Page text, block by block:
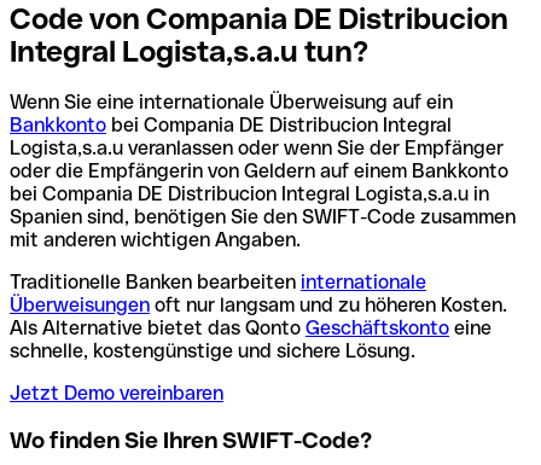
Code von Compania DE Distribucion
Integral Logista,s.a.u tun?
Wenn Sie eine internationale Überweisung auf ein
Bankkonto bei Compania DE Distribucion Integral
Logista,s.a.u veranlassen oder wenn Sie der Empfänger
oder die Empfängerin von Geldern auf einem Bankkonto
bei Compania DE Distribucion Integral Logista,s.a.u in
Spanien sind, benötigen Sie den SWIFT-Code zusammen
mit anderen wichtigen Angaben.
Traditionelle Banken bearbeiten internationale
Überweisungen oft nur langsam und zu höheren Kosten.
Als Alternative bietet das Qonto Geschäftskonto eine
schnelle, kostengünstige und sichere Lösung.
Jetzt Demo vereinbaren
Wo finden Sie Ihren SWIFT-Code?